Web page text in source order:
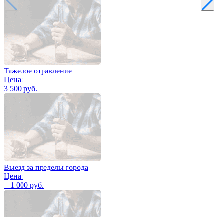
Тяжелое отравление
Цена:
3 500 руб.
Выезд за пределы города
Цена:
+ 1 000 руб.